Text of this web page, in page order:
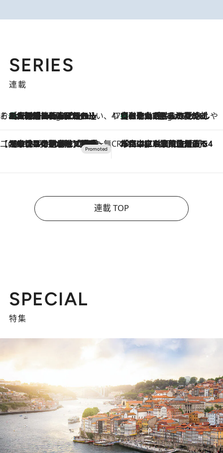
SERIES
連載
そおだよおこの関西おいしい、おやつ紀行5 Hours Ago
［大阪府箕面市］一皿一皿目の前で仕上げられる、料理を巧みに組み込んだアシェットデセールコース「ミチル アシェット デセール（Michiru assiette dessert）」 47都道府県の手みやげ ひんやりスイーツで夏を満喫
5 Hours Ago
【和歌山県】この夏絶対食べたい 冷やしておいしいおやつ3選 みかんがごろっと丸ごと入ったジュレ
【CREA×星野リゾート】唯一無二。癒しと発見が待つ場所へ
2026.8.7
【トンボの足水浴】ヒノキの香りに包まれて涼感マックス！約13℃の湧水かけ流しを避暑地「星野温泉 トンボの湯」で体験 CREA'S CHOICE
2026.8.7
「立川にも歌舞伎があるんだよ」 片岡仁左衛門・市川中車ら豪華座組みで4年目の立川立飛歌舞伎へ
連載 TOP
SPECIAL
特集